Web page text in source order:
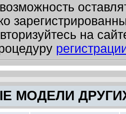
на
МОДЕЛИ